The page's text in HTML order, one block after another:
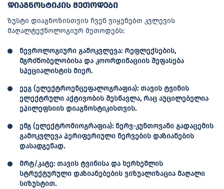
დიაგნოსტიკის მეთოდები
ზუსტი დიაგნოზისთვის ჩვენ ვიყენებთ კვლევის
მაღალტექნოლოგიურ მეთოდებს:
ნევროლოგიური გამოკვლევა: რეფლექსების,
მგრძნობელობისა და კოორდინაციის შეფასება
სპეციალისტის მიერ.
ეეგ (ელექტროენცეფალოგრაფია): თავის ტვინის
ელექტრული აქტივობის შესწავლა, რაც აუცილებელია
ეპილეფსიის დიაგნოსტიკისთვის.
ემგ (ელექტრომიოგრაფია): ნერვ-კუნთოვანი გადაცემის
გამოკვლევა პერიფერიული ნერვების დაზიანების
დასადგენად.
მრტ/კატე: თავის ტვინისა და ხერხემლის
სტრუქტურული დაზიანებების ვიზუალიზაცია მაღალი
სიზუსტით.